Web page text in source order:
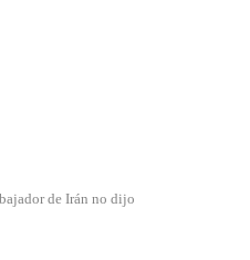
de Irán no dijo